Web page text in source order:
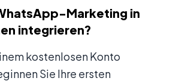
Marketing in
integrieren?
kostenlosen Konto
Sie Ihre ersten